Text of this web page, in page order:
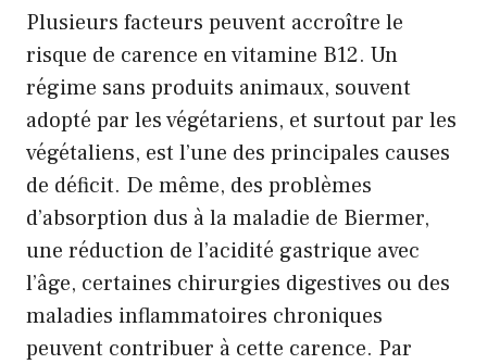
Plusieurs facteurs peuvent accroître le
risque de carence en vitamine B12. Un
régime sans produits animaux, souvent
adopté par les végétariens, et surtout par les
végétaliens, est l’une des principales causes
de déficit. De même, des problèmes
d’absorption dus à la maladie de Biermer,
une réduction de l’acidité gastrique avec
l’âge, certaines chirurgies digestives ou des
maladies inflammatoires chroniques
peuvent contribuer à cette carence. Par